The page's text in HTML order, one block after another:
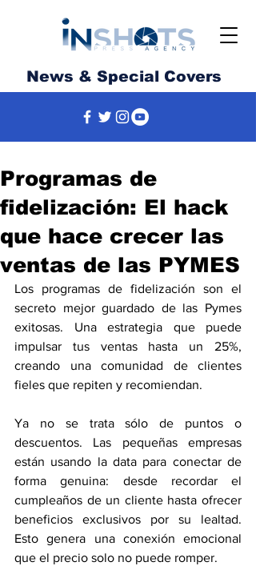
News & Special Covers
Programas de
fidelización: El hack
que hace crecer las
ventas de las PYMES
Los programas de fidelización son el
secreto mejor guardado de las Pymes
exitosas. Una estrategia que puede
impulsar tus ventas hasta un 25%,
creando una comunidad de clientes
fieles que repiten y recomiendan.
Ya no se trata sólo de puntos o
descuentos. Las pequeñas empresas
están usando la data para conectar de
forma genuina: desde recordar el
cumpleaños de un cliente hasta ofrecer
beneficios exclusivos por su lealtad.
Esto genera una conexión emocional
que el precio solo no puede romper.